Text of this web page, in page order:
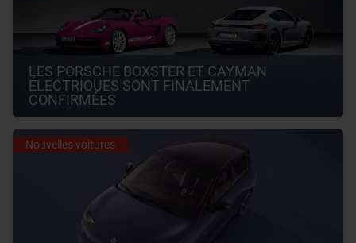
LES PORSCHE BOXSTER ET CAYMAN
ÉLECTRIQUES SONT FINALEMENT
CONFIRMÉES
Nouvelles voitures